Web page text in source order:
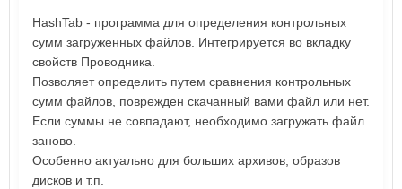
HashTab - программа для определения контрольных
сумм загруженных файлов. Интегрируется во вкладку
свойств Проводника.
Позволяет определить путем сравнения контрольных
сумм файлов, поврежден скачанный вами файл или нет.
Если суммы не совпадают, необходимо загружать файл
заново.
Особенно актуально для больших архивов, образов
дисков и т.п.